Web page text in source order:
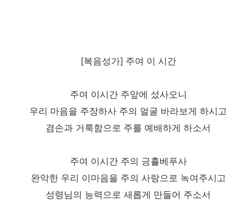
[복음성가] 주여 이 시간
주여 이시간 주앞에 섰사오니
우리 마음을 주장하사 주의 얼굴 바라보게 하시고
겸손과 거룩함으로 주를 예배하게 하소서
주여 이시간 주의 긍휼베푸사
완악한 우리 이마음을 주의 사랑으로 녹여주시고
성령님의 능력으로 새롭게 만들어 주소서